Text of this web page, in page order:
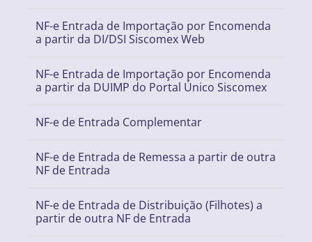
NF-e Entrada de Importação por Encomenda
a partir da DI/DSI Siscomex Web
NF-e Entrada de Importação por Encomenda
a partir da DUIMP do Portal Único Siscomex
NF-e de Entrada Complementar
NF-e de Entrada de Remessa a partir de outra
NF de Entrada
NF-e de Entrada de Distribuição (Filhotes) a
partir de outra NF de Entrada